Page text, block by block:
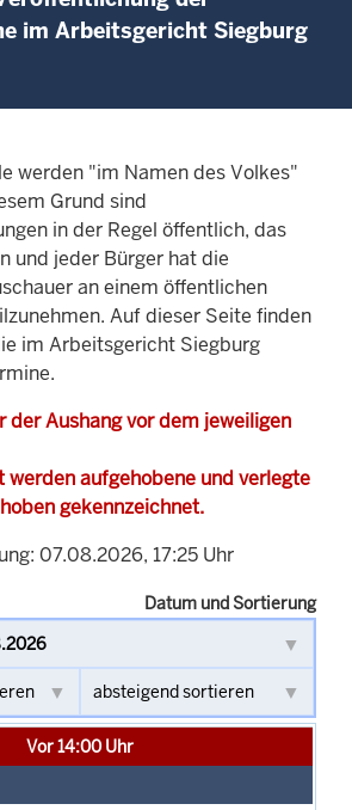
im Arbeitsgericht Siegburg
werden "im Namen des Volkes"
Grund sind
in der Regel öffentlich, das
und jeder Bürger hat die
an einem öffentlichen
Auf dieser Seite finden
im Arbeitsgericht Siegburg
der Aushang vor dem jeweiligen
werden aufgehobene und verlegte
gekennzeichnet.
07.08.2026, 17:25 Uhr
Datum und Sortierung
Vor 14:00 Uhr